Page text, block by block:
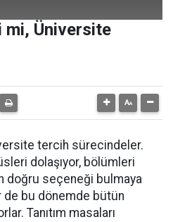
mi, Üniversite
tercih sürecindeler.
dolaşıyor, bölümleri
doğru seçeneği bulmaya
de bu dönemde bütün
Tanıtım masaları